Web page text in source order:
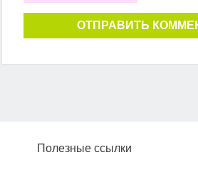
ОТПРАВИТЬ
Полезные ссылки